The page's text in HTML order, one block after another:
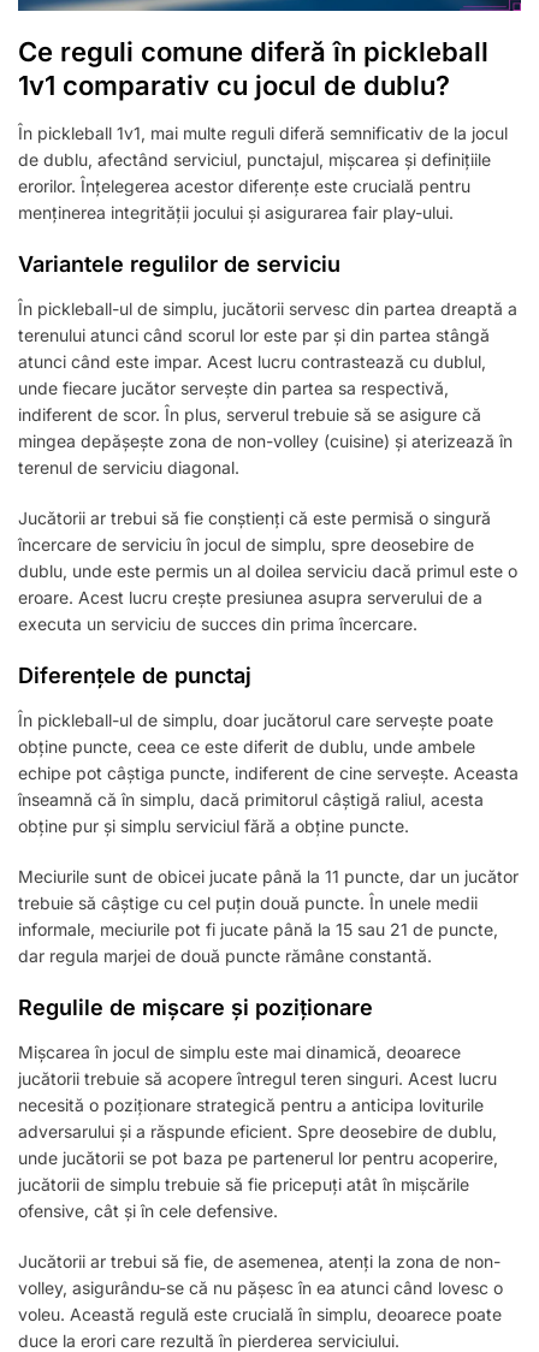
Ce reguli comune diferă în pickleball
1v1 comparativ cu jocul de dublu?
În pickleball 1v1, mai multe reguli diferă semnificativ de la jocul
de dublu, afectând serviciul, punctajul, mișcarea și definițiile
erorilor. Înțelegerea acestor diferențe este crucială pentru
menținerea integrității jocului și asigurarea fair play-ului.
Variantele regulilor de serviciu
În pickleball-ul de simplu, jucătorii servesc din partea dreaptă a
terenului atunci când scorul lor este par și din partea stângă
atunci când este impar. Acest lucru contrastează cu dublul,
unde fiecare jucător servește din partea sa respectivă,
indiferent de scor. În plus, serverul trebuie să se asigure că
mingea depășește zona de non-volley (cuisine) și aterizează în
terenul de serviciu diagonal.
Jucătorii ar trebui să fie conștienți că este permisă o singură
încercare de serviciu în jocul de simplu, spre deosebire de
dublu, unde este permis un al doilea serviciu dacă primul este o
eroare. Acest lucru crește presiunea asupra serverului de a
executa un serviciu de succes din prima încercare.
Diferențele de punctaj
În pickleball-ul de simplu, doar jucătorul care servește poate
obține puncte, ceea ce este diferit de dublu, unde ambele
echipe pot câștiga puncte, indiferent de cine servește. Aceasta
înseamnă că în simplu, dacă primitorul câștigă raliul, acesta
obține pur și simplu serviciul fără a obține puncte.
Meciurile sunt de obicei jucate până la 11 puncte, dar un jucător
trebuie să câștige cu cel puțin două puncte. În unele medii
informale, meciurile pot fi jucate până la 15 sau 21 de puncte,
dar regula marjei de două puncte rămâne constantă.
Regulile de mișcare și poziționare
Mișcarea în jocul de simplu este mai dinamică, deoarece
jucătorii trebuie să acopere întregul teren singuri. Acest lucru
necesită o poziționare strategică pentru a anticipa loviturile
adversarului și a răspunde eficient. Spre deosebire de dublu,
unde jucătorii se pot baza pe partenerul lor pentru acoperire,
jucătorii de simplu trebuie să fie pricepuți atât în mișcările
ofensive, cât și în cele defensive.
Jucătorii ar trebui să fie, de asemenea, atenți la zona de non-
volley, asigurându-se că nu pășesc în ea atunci când lovesc o
voleu. Această regulă este crucială în simplu, deoarece poate
duce la erori care rezultă în pierderea serviciului.